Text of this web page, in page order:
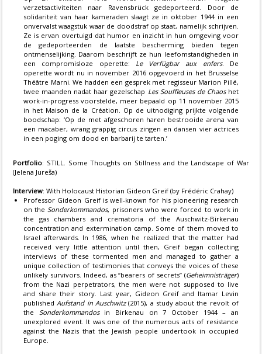
verzetsactiviteiten naar Ravensbrück gedeporteerd. Door de
solidariteit van haar kameraden slaagt ze in oktober 1944 in een
onvervalst waagstuk waar de doodstraf op staat, namelijk schrijven.
Ze is ervan overtuigd dat humor en inzicht in hun omgeving voor
de gedeporteerden de laatste bescherming bieden tegen
ontmenselijking. Daarom beschrijft ze hun leefomstandigheden in
een compromisloze operette: Le Verfügbar aux enfers. De
operette wordt nu in november 2016 opgevoerd in het Brusselse
Théâtre Marni. We hadden een gesprek met regisseur Marion Pillé,
twee maanden nadat haar gezelschap Les Souffleuses de Chaoshet
work-in-progress voorstelde, meer bepaald op 11 november 2015
in het Maison de la Création. Op de uitnodiging prijkte volgende
boodschap: ‘Op de met afgeschoren haren bestrooide arena van
een macaber, wrang grappig circus zingen en dansen vier actrices
in een poging om dood en barbarij te tarten.’
Portfolio: STILL. Some Thoughts on Stillness and the Landscape of War
(Jelena Jureša)
Interview: With Holocaust Historian Gideon Greif (by Frédéric Crahay)
Professor Gideon Greif is well-known for his pioneering research
on theSonderkommandos, prisoners who were forced to work in
the gas chambers and crematoria of the Auschwitz-Birkenau
concentration and extermination camp. Some of them moved to
Israel afterwards. In 1986, when he realized that the matter had
received very little attention until then, Greif began collecting
interviews of these tormented men and managed to gather a
unique collection of testimonies that conveys the voices of these
unlikely survivors. Indeed, as “bearers of secrets” (Geheimnisträger)
from the Nazi perpetrators, the men were not supposed to live
and share their story. Last year, Gideon Greif and Itamar Levin
publishedAufstand in Auschwitz(2015), a study about the revolt of
the Sonderkommandosin Birkenau on 7 October 1944 – an
unexplored event. It was one of the numerous acts of resistance
against the Nazis that the Jewish people undertook in occupied
Europe.